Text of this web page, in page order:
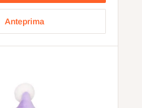
Anteprima